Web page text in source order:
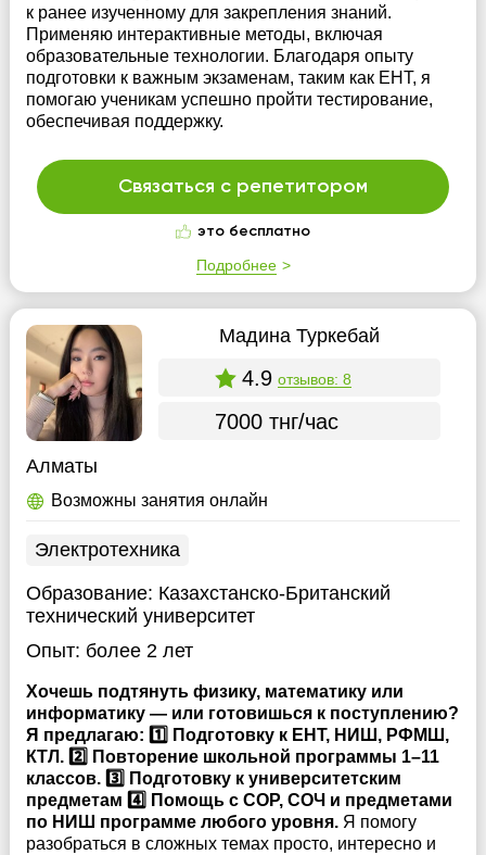
к ранее изученному для закрепления знаний.
Применяю интерактивные методы, включая
образовательные технологии. Благодаря опыту
подготовки к важным экзаменам, таким как ЕНТ, я
помогаю ученикам успешно пройти тестирование,
обеспечивая поддержку.
Связаться с репетитором
это бесплатно
Подробнее
Мадина Туркебай
4.9 отзывов: 8
7000 тнг/час
Алматы
Возможны занятия онлайн
Электротехника
Образование: Казахстанско-Британский
технический университет
Опыт: более 2 лет
Хочешь подтянуть физику, математику или
информатику — или готовишься к поступлению?
Я предлагаю: 1️⃣ Подготовку к ЕНТ, НИШ, РФМШ,
КТЛ. 2️⃣ Повторение школьной программы 1–11
классов. 3️⃣ Подготовку к университетским
предметам 4️⃣ Помощь с СОР, СОЧ и предметами
по НИШ программе любого уровня. Я помогу
разобраться в сложных темах просто, интересно и